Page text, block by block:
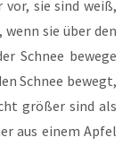
sie sind weiß,
sie über den
Schnee bewe­ge
Schnee bewegt,
grö­ßer sind als
aus einem Apfel